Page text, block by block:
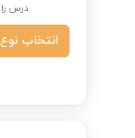
درس را
انتخاب